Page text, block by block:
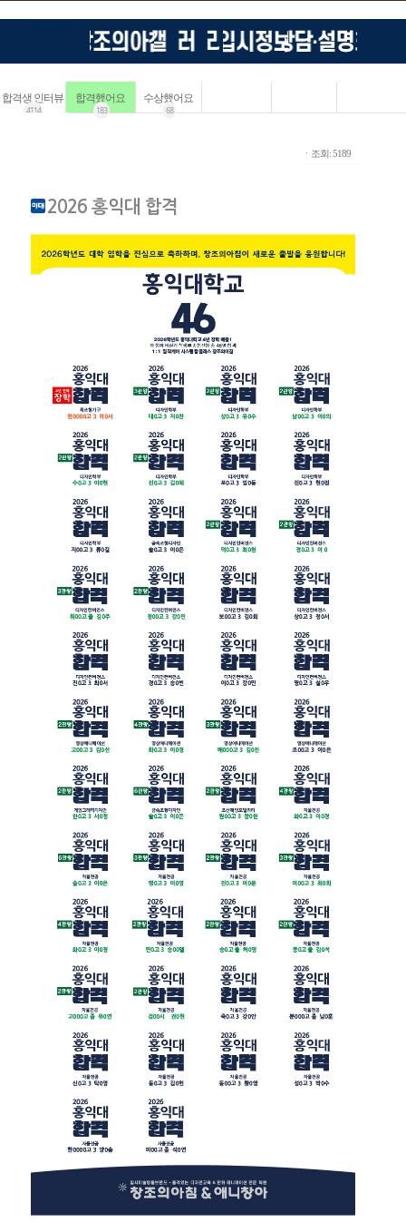
합격생 인터뷰
4114
합격했어요
183
수상했어요
68
ㆍ조회: 5189
2026 홍익대 합격